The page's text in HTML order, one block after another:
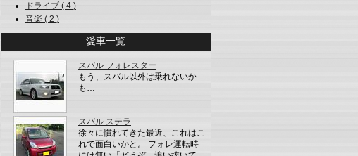
ドライブ ( 4 )
音楽 ( 2 )
愛車一覧
スバル フォレスター
もう、スバル以外は乗れないか
も…
スバル ステラ
徐々に慣れてきた最近、これはこ
れで面白いかと。 フォレ運転時